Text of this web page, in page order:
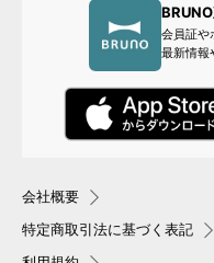
会員証や
最新情報
会社概要
特定商取引法に基づく表記